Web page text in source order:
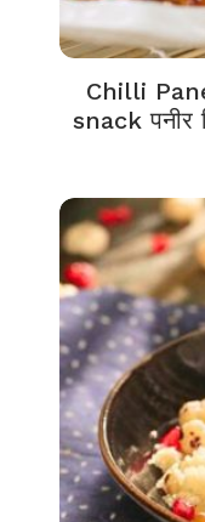
Chilli
snack पनीर